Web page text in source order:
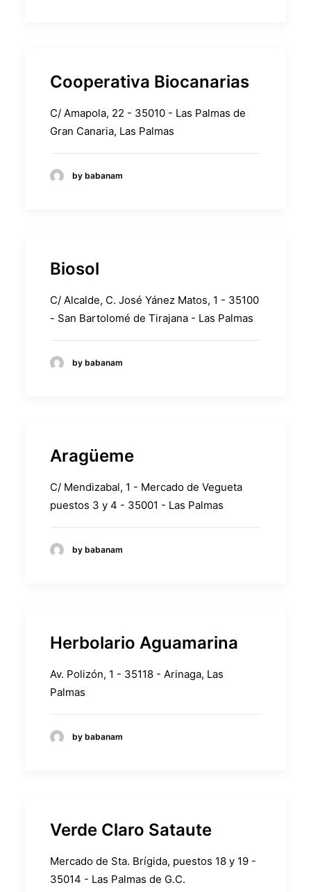
Cooperativa Biocanarias
C/ Amapola, 22 - 35010 - Las Palmas de
Gran Canaria, Las Palmas
by babanam
Biosol
C/ Alcalde, C. José Yánez Matos, 1 - 35100
- San Bartolomé de Tirajana - Las Palmas
by babanam
Aragüeme
C/ Mendizabal, 1 - Mercado de Vegueta
puestos 3 y 4 - 35001 - Las Palmas
by babanam
Herbolario Aguamarina
Av. Polizón, 1 - 35118 - Arinaga, Las
Palmas
by babanam
Verde Claro Sataute
Mercado de Sta. Brígida, puestos 18 y 19 -
35014 - Las Palmas de G.C.